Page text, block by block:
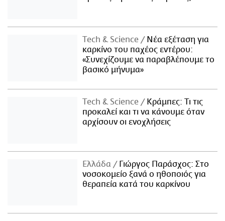
Τech & Science
Νέα εξέταση για
καρκίνο του παχέος εντέρου:
«Συνεχίζουμε να παραβλέπουμε το
βασικό μήνυμα»
Τech & Science
Κράμπες: Τι τις
προκαλεί και τι να κάνουμε όταν
αρχίσουν οι ενοχλήσεις
Ελλάδα
Γιώργος Παράσχος: Στο
νοσοκομείο ξανά ο ηθοποιός για
θεραπεία κατά του καρκίνου